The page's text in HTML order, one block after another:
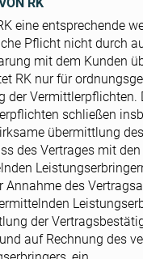
eine entsprechende
Pflicht nicht durch
mit dem Kunden
RK nur für
der Vermittlerpflichten.
schließen
übermittlung
des Vertrages mit den
Annahme des
der
auf Rechnung des